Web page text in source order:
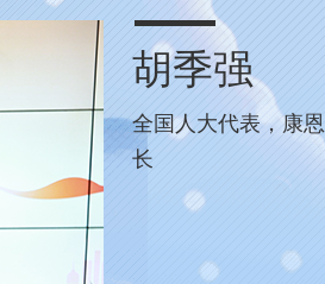
胡季强
全国人大代表，康
长